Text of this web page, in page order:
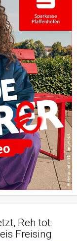
Reh tot:
Freising